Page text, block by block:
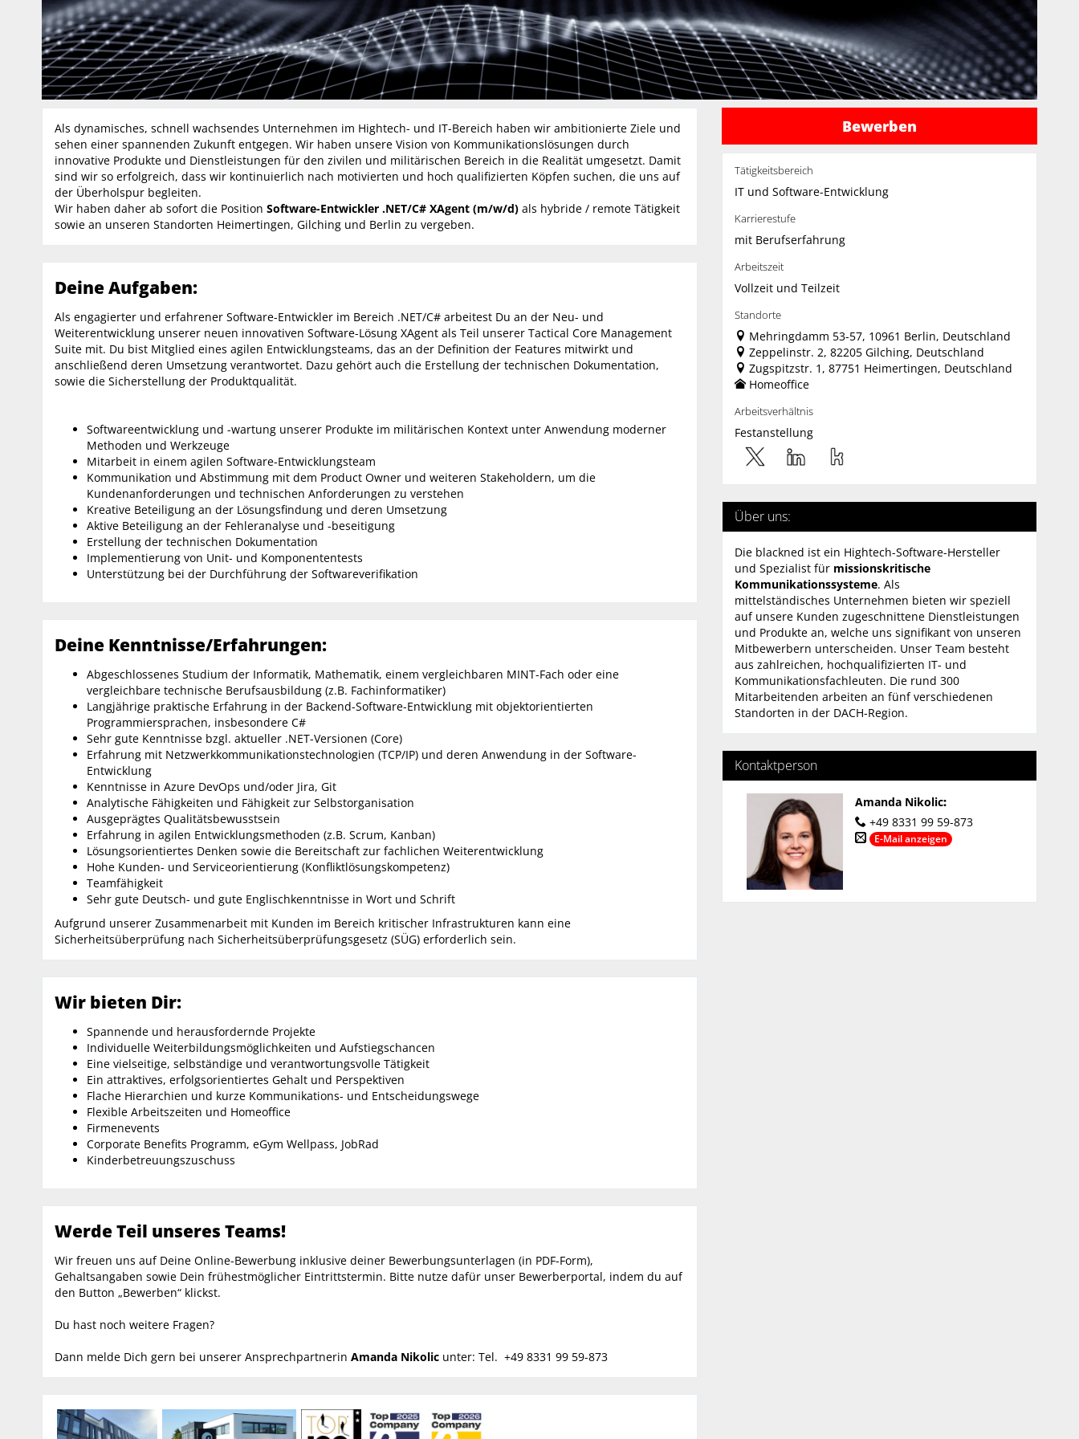
Als dynamisches, schnell wachsendes Unternehmen im Hightech- und IT-Bereich haben wir ambitionierte Ziele und
sehen einer spannenden Zukunft entgegen. Wir haben unsere Vision von Kommunikationslösungen durch
innovative Produkte und Dienstleistungen für den zivilen und militärischen Bereich in die Realität umgesetzt. Damit
sind wir so erfolgreich, dass wir kontinuierlich nach motivierten und hoch qualifizierten Köpfen suchen, die uns auf
der Überholspur begleiten.
Wir haben daher ab sofort die Position Software-Entwickler .NET/C# XAgent (m/w/d) als hybride / remote Tätigkeit
sowie an unseren Standorten Heimertingen, Gilching und Berlin zu vergeben.
Deine Aufgaben:
Als engagierter und erfahrener Software-Entwickler im Bereich .NET/C# arbeitest Du an der Neu- und
Weiterentwicklung unserer neuen innovativen Software-Lösung XAgent als Teil unserer Tactical Core Management
Suite mit. Du bist Mitglied eines agilen Entwicklungsteams, das an der Definition der Features mitwirkt und
anschließend deren Umsetzung verantwortet. Dazu gehört auch die Erstellung der technischen Dokumentation,
sowie die Sicherstellung der Produktqualität.
Softwareentwicklung und -wartung unserer Produkte im militärischen Kontext unter Anwendung moderner
Methoden und Werkzeuge
Mitarbeit in einem agilen Software-Entwicklungsteam
Kommunikation und Abstimmung mit dem Product Owner und weiteren Stakeholdern, um die
Kundenanforderungen und technischen Anforderungen zu verstehen
Kreative Beteiligung an der Lösungsfindung und deren Umsetzung
Aktive Beteiligung an der Fehleranalyse und -beseitigung
Erstellung der technischen Dokumentation
Implementierung von Unit- und Komponententests
Unterstützung bei der Durchführung der Softwareverifikation
Deine Kenntnisse/Erfahrungen:
Abgeschlossenes Studium der Informatik, Mathematik, einem vergleichbaren MINT-Fach oder eine
vergleichbare technische Berufsausbildung (z.B. Fachinformatiker)
Langjährige praktische Erfahrung in der Backend-Software-Entwicklung mit objektorientierten
Programmiersprachen, insbesondere C#
Sehr gute Kenntnisse bzgl. aktueller .NET-Versionen (Core)
Erfahrung mit Netzwerkkommunikationstechnologien (TCP/IP) und deren Anwendung in der Software-
Entwicklung
Kenntnisse in Azure DevOps und/oder Jira, Git
Analytische Fähigkeiten und Fähigkeit zur Selbstorganisation
Ausgeprägtes Qualitätsbewusstsein
Erfahrung in agilen Entwicklungsmethoden (z.B. Scrum, Kanban)
Lösungsorientiertes Denken sowie die Bereitschaft zur fachlichen Weiterentwicklung
Hohe Kunden- und Serviceorientierung (Konfliktlösungskompetenz)
Teamfähigkeit
Sehr gute Deutsch- und gute Englischkenntnisse in Wort und Schrift
Aufgrund unserer Zusammenarbeit mit Kunden im Bereich kritischer Infrastrukturen kann eine
Sicherheitsüberprüfung nach Sicherheitsüberprüfungsgesetz (SÜG) erforderlich sein.
Wir bieten Dir:
Spannende und herausfordernde Projekte
Individuelle Weiterbildungsmöglichkeiten und Aufstiegschancen
Eine vielseitige, selbständige und verantwortungsvolle Tätigkeit
Ein attraktives, erfolgsorientiertes Gehalt und Perspektiven
Flache Hierarchien und kurze Kommunikations- und Entscheidungswege
Flexible Arbeitszeiten und Homeoffice
Firmenevents
Corporate Benefits Programm, eGym Wellpass, JobRad
Kinderbetreuungszuschuss
Werde Teil unseres Teams!
Wir freuen uns auf Deine Online-Bewerbung inklusive deiner Bewerbungsunterlagen (in PDF-Form),
Gehaltsangaben sowie Dein frühestmöglicher Eintrittstermin. Bitte nutze dafür unser Bewerberportal, indem du auf
den Button „Bewerben“ klickst.
Du hast noch weitere Fragen?
Dann melde Dich gern bei unserer Ansprechpartnerin Amanda Nikolic unter: Tel. +49 8331 99 59-873
Bewerben
Tätigkeitsbereich
IT und Software-Entwicklung
Karrierestufe
mit Berufserfahrung
Arbeitszeit
Vollzeit und Teilzeit
Standorte
Mehringdamm 53-57, 10961 Berlin, Deutschland
Zeppelinstr. 2, 82205 Gilching, Deutschland
Zugspitzstr. 1, 87751 Heimertingen, Deutschland
Homeoffice
Arbeitsverhältnis
Festanstellung
Über uns:
Die blackned ist ein Hightech-Software-Hersteller
und Spezialist für missionskritische
Kommunikationssysteme. Als
mittelständisches Unternehmen bieten wir speziell
auf unsere Kunden zugeschnittene Dienstleistungen
und Produkte an, welche uns signifikant von unseren
Mitbewerbern unterscheiden. Unser Team besteht
aus zahlreichen, hochqualifizierten IT- und
Kommunikationsfachleuten. Die rund 300
Mitarbeitenden arbeiten an fünf verschiedenen
Standorten in der DACH-Region.
Kontaktperson
Amanda Nikolic:
+49 8331 99 59-873
E-Mail anzeigen